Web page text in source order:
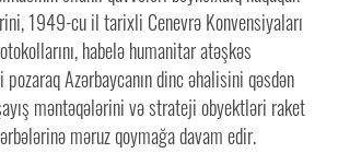
1949-cu il tarixli Cenevrə Konvensiyaları
habelə humanitar atəşkəs
Azərbaycanın dinc əhalisini qəsdən
məntəqələrini və strateji obyektləri raket
məruz qoymağa davam edir.